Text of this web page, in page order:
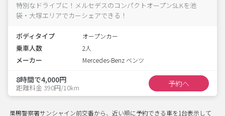
特別なドライブに！メルセデスのコンパクトオープンSLKを池
袋・大塚エリアでカーシェアできる！
ボディタイプ オープンカー
乗車人数 2人
メーカー Mercedes-Benz ベンツ
8時間で4,000円
距離料金 390円/10km 予約へ
巣鴨警察署サンシャイン前交番から、近い順に予約できる車を1台表示して